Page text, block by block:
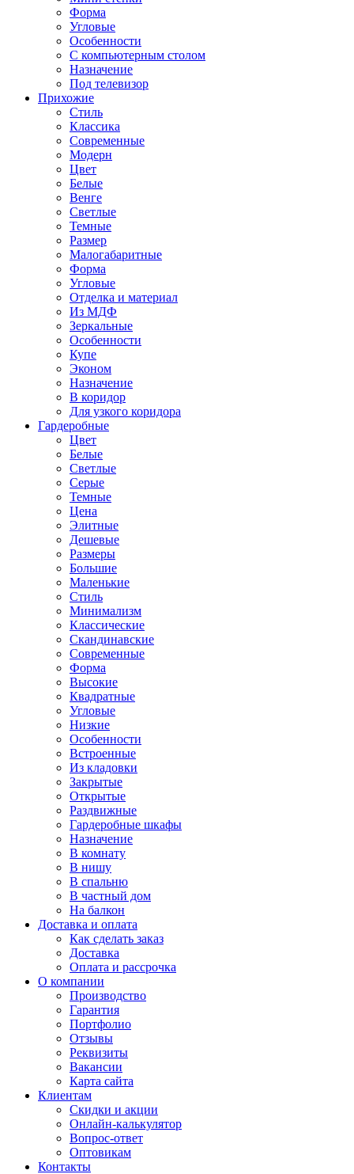
Форма
Угловые
Особенности
С компьютерным столом
Назначение
Под телевизор
Прихожие
Стиль
Классика
Современные
Модерн
Цвет
Белые
Венге
Светлые
Темные
Размер
Малогабаритные
Форма
Угловые
Отделка и материал
Из МДФ
Зеркальные
Особенности
Купе
Эконом
Назначение
В коридор
Для узкого коридора
Гардеробные
Цвет
Белые
Светлые
Серые
Темные
Цена
Элитные
Дешевые
Размеры
Большие
Маленькие
Стиль
Минимализм
Классические
Скандинавские
Современные
Форма
Высокие
Квадратные
Угловые
Низкие
Особенности
Встроенные
Из кладовки
Закрытые
Открытые
Раздвижные
Гардеробные шкафы
Назначение
В комнату
В нишу
В спальню
В частный дом
На балкон
Доставка и оплата
Как сделать заказ
Доставка
Оплата и рассрочка
О компании
Производство
Гарантия
Портфолио
Отзывы
Реквизиты
Вакансии
Карта сайта
Клиентам
Скидки и акции
Онлайн-калькулятор
Вопрос-ответ
Оптовикам
Контакты